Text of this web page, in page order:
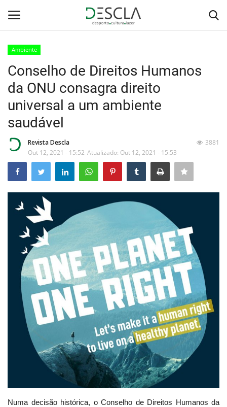
Home
...by Descla
Desporto
Contactos
Sobre Nós
Educação
Estatuto Editorial
Saúde
Ficha técnica
Cultura
Ambiente
Conselho de Direitos Humanos
da ONU consagra direito
universal a um ambiente
saudável
Revista Descla
Out 12, 2021 - 15:52 Atualizado: Out 12, 2021 - 15:53
3881
Numa decisão histórica, o Conselho de Direitos Humanos da